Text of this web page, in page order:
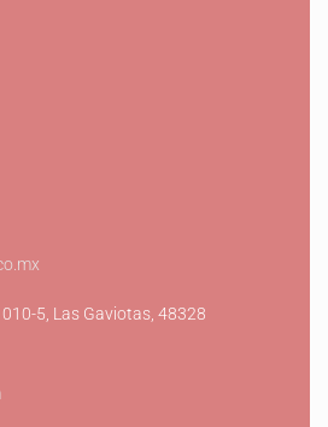
5, Las Gaviotas, 48328